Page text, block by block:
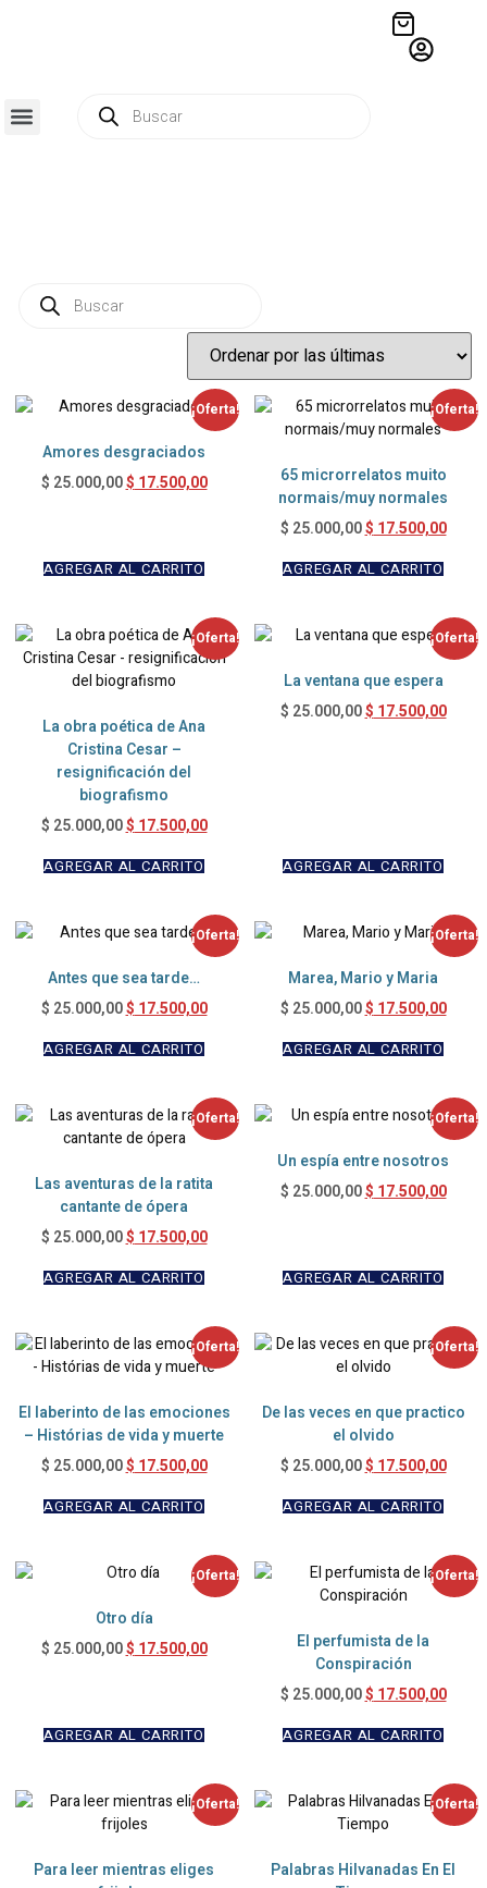
¡Oferta!
Amores desgraciados
$ 25.000,00 $ 17.500,00
AGREGAR AL CARRITO
¡Oferta!
65 microrrelatos muito
normais/muy normales
$ 25.000,00 $ 17.500,00
AGREGAR AL CARRITO
¡Oferta!
La obra poética de Ana
Cristina Cesar –
resignificación del
biografismo
$ 25.000,00 $ 17.500,00
AGREGAR AL CARRITO
¡Oferta!
La ventana que espera
$ 25.000,00 $ 17.500,00
AGREGAR AL CARRITO
¡Oferta!
Antes que sea tarde…
$ 25.000,00 $ 17.500,00
AGREGAR AL CARRITO
¡Oferta!
Marea, Mario y Maria
$ 25.000,00 $ 17.500,00
AGREGAR AL CARRITO
¡Oferta!
Las aventuras de la ratita
cantante de ópera
$ 25.000,00 $ 17.500,00
AGREGAR AL CARRITO
¡Oferta!
Un espía entre nosotros
$ 25.000,00 $ 17.500,00
AGREGAR AL CARRITO
¡Oferta!
El laberinto de las emociones
– Histórias de vida y muerte
$ 25.000,00 $ 17.500,00
AGREGAR AL CARRITO
¡Oferta!
De las veces en que practico
el olvido
$ 25.000,00 $ 17.500,00
AGREGAR AL CARRITO
¡Oferta!
Otro día
$ 25.000,00 $ 17.500,00
AGREGAR AL CARRITO
¡Oferta!
El perfumista de la
Conspiración
$ 25.000,00 $ 17.500,00
AGREGAR AL CARRITO
¡Oferta!
Para leer mientras eliges
¡Oferta!
Palabras Hilvanadas En El